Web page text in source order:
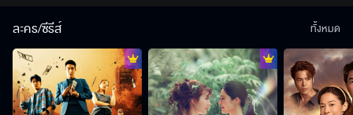
ละคร/ซีรีส์ ทั้งหมด